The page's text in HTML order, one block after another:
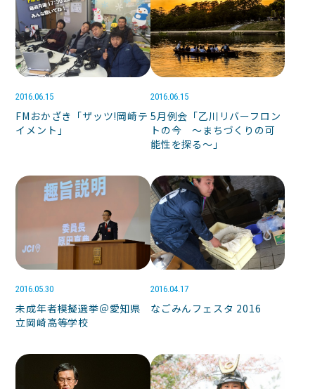
2016.06.15
FMおかざき「ザッツ!岡崎テ
イメント」
2016.06.15
5月例会「乙川リバーフロン
トの今 〜まちづくりの可
能性を探る〜」
2016.05.30
未成年者模擬選挙＠愛知県
立岡崎高等学校
2016.04.17
なごみんフェスタ 2016